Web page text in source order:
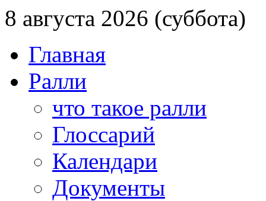
8 августа 2026 (суббота)
Главная
Ралли
что такое ралли
Глоссарий
Календари
Документы